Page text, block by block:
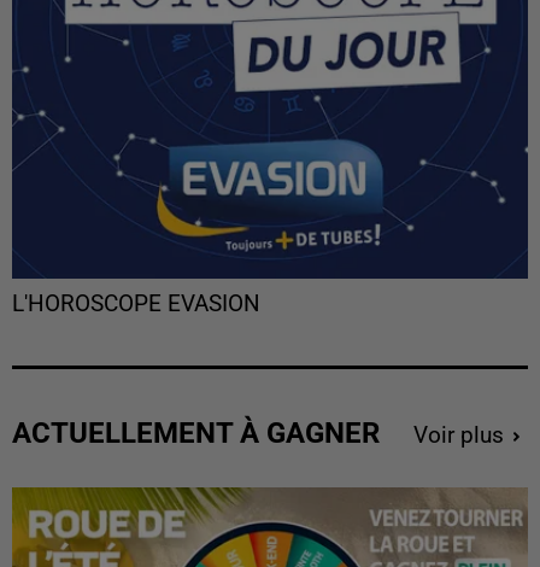
L'HOROSCOPE EVASION
ACTUELLEMENT À GAGNER Voir plus